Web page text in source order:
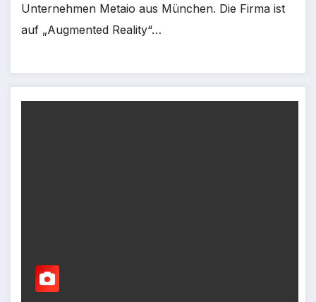
Unternehmen Metaio aus München. Die Firma ist
auf „Augmented Reality“…